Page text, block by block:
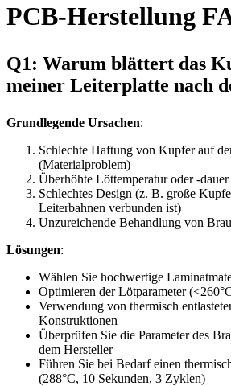
PCB-Herstellung
Q1: Warum blättert das
meiner Leiterplatte nach
Grundlegende Ursachen:
Schlechte Haftung von Kupfer auf
(Materialproblem)
Überhöhte Löttemperatur oder -dauer
Schlechtes Design (z. B. große
Leiterbahnen verbunden ist)
Unzureichende Behandlung von
Lösungen:
Wählen Sie hochwertige
Optimieren der Lötparameter
Verwendung von thermisch
Konstruktionen
Überprüfen Sie die Parameter des
dem Hersteller
Führen Sie bei Bedarf einen
(288°C, 10 Sekunden, 3 Zyklen)